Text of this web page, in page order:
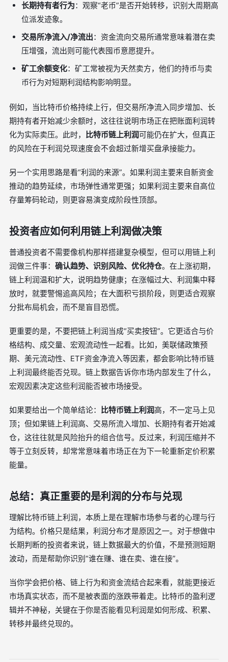
长期持有者行为：观察“老币”是否开始转移，识别大周期高
位派发迹象。
交易所净流入/净流出：资金流向交易所通常意味着潜在卖
压增强，流出则可能代表囤币意愿提升。
矿工余额变化：矿工常被视为天然卖方，他们的持币与卖
币行为对短期利润结构影响明显。
例如，当比特币价格持续上行，但交易所净流入同步增加、长
期持有者开始减少余额时，这往往说明市场正在把账面利润转
化为实际卖压。此时， 比特币链上利润可能仍在扩大，但真正
的风险在于利润兑现速度会不会超过新增买盘承接能力。
另一个实用思路是看“利润的来源”。如果利润主要来自新资金
推动的趋势延续，市场弹性通常更强；如果利润主要来自高位
存量筹码轮动，则更容易演变成阶段性顶部。
投资者应如何利用链上利润做决策
普通投资者不需要像机构那样搭建复杂模型，但可以用链上利
润做三件事： 确认趋势、识别风险、优化持仓。在上涨初期，
链上利润温和扩大，说明趋势健康；在涨幅过大、利润集中释
放时，就要警惕追高风险；在大面积亏损阶段，则更适合观察
分批布局机会，而不是盲目恐慌。
更重要的是，不要把链上利润当成“买卖按钮”。它更适合与价
格结构、成交量、宏观流动性一起看。比如，美联储政策预
期、美元流动性、ETF资金净流入等因素，都会影响比特币链
上利润最终能否兑现。链上数据告诉你市场内部发生了什么，
宏观因素决定这些利润能否被市场接受。
如果要给出一个简单结论： 比特币链上利润高，不一定马上见
顶；但如果链上利润高、交易所流入增加、长期持有者开始减
仓，这往往就是风险抬升的组合信号。反过来，利润压缩并不
等于立刻反转，却常常意味着市场正在为下一轮重新定价积累
能量。
总结：真正重要的是利润的分布与兑现
理解比特币链上利润，本质上是在理解市场参与者的心理与行
为结构。价格只是结果，利润分布才是原因之一。对于想做中
长期判断的投资者来说，链上数据最大的价值，不是预测短期
波动，而是帮助你识别“谁在赚、谁在卖、谁在接”。
当你学会把价格、链上行为和资金流结合起来看，就能更接近
市场真实状态，而不是被表面的涨跌带着走。比特币的盈利逻
辑并不神秘，关键在于你是否能看见利润是如何形成、积累、
转移并最终兑现的。